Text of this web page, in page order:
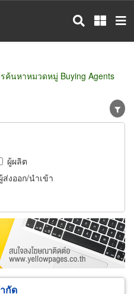
ค้นหาหมวดหมู่ Buying Agents
ผู้ผลิต
ส่งออก/นำเข้า
กัด